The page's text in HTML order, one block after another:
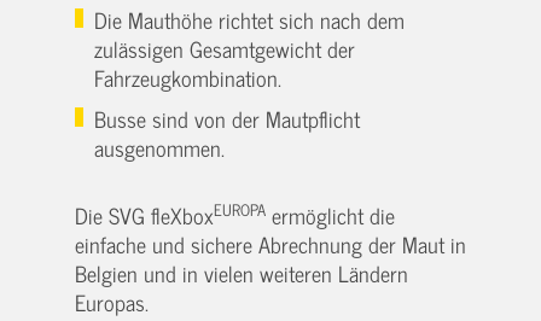
Die Mauthöhe richtet sich nach dem
zulässigen Gesamtgewicht der
Fahrzeugkombination.
Busse sind von der Mautpflicht
ausgenommen.
Die SVG fleXboxEUROPA ermöglicht die
einfache und sichere Abrechnung der Maut in
Belgien und in vielen weiteren Ländern
Europas.